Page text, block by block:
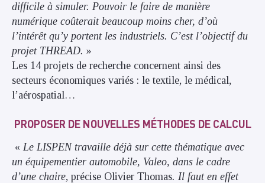
difficile à simuler. Pouvoir le faire de manière
numérique coûterait beaucoup moins cher, d’où
l’intérêt qu’y portent les industriels. C’est l’objectif du
projet THREAD. »
Les 14 projets de recherche concernent ainsi des
secteurs économiques variés : le textile, le médical,
l’aérospatial…
PROPOSER DE NOUVELLES MÉTHODES DE CALCUL
« Le LISPEN travaille déjà sur cette thématique avec
un équipementier automobile, Valeo, dans le cadre
d’une chaire, précise Olivier Thomas. Il faut en effet